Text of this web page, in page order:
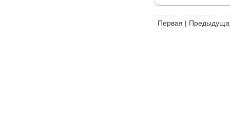
Первая |